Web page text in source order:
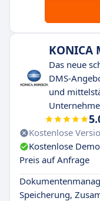
KONICA
Das neue
DMS-
und
Kostenlose
Kostenlose
Preis auf Anfrage
Speicherung,